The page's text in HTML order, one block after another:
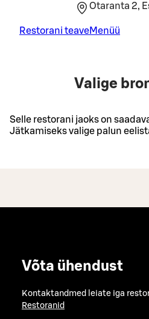
Otaranta 2,
Restorani teaveMenüü
Valige
Selle restorani jaoks on
Jätkamiseks valige palun
Võta ühendust
Kontaktandmed leiate iga
Restoranid